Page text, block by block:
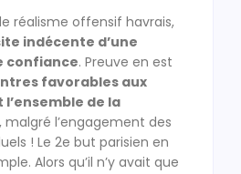
réalisme offensif havrais,
indécente d’une
confiance. Preuve en est
favorables aux
de la
malgré l’engagement des
! Le 2e but parisien en
Alors qu’il n’y avait que